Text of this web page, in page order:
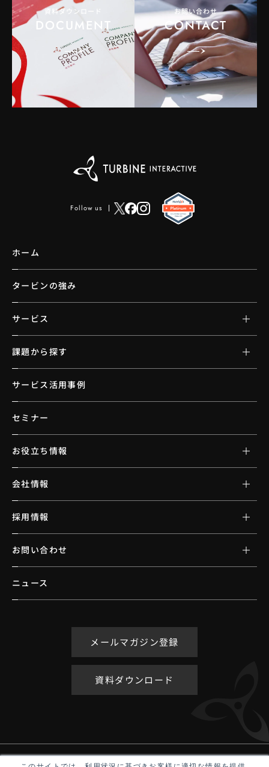
資料ダウンロード
DOCUMENT
お問い合わせ
CONTACT
Follow us
ホーム
タービンの強み
サービス
課題から探す
サービス活用事例
セミナー
お役立ち情報
会社情報
採用情報
お問い合わせ
ニュース
メールマガジン登録
資料ダウンロード
アクセシビリティポリシー